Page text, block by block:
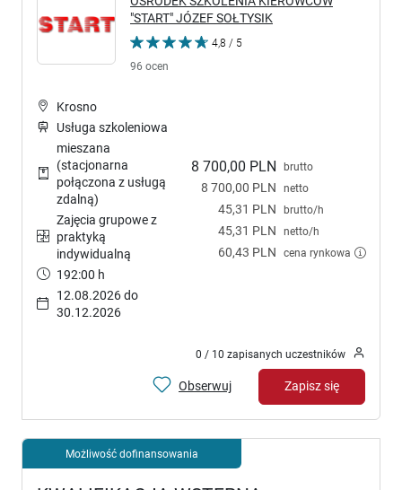
"START" JÓZEF SOŁTYSIK
4,8 / 5
96 ocen
8 700,00 PLN brutto
8 700,00 PLN netto
45,31 PLN brutto/h
45,31 PLN netto/h
60,43 PLN cena rynkowa
Krosno
Usługa szkoleniowa
mieszana
(stacjonarna
połączona z usługą
zdalną)
Zajęcia grupowe z
praktyką
indywidualną
192:00 h
12.08.2026 do
30.12.2026
0 / 10 zapisanych uczestników
Obserwuj Zapisz się
Możliwość dofinansowania